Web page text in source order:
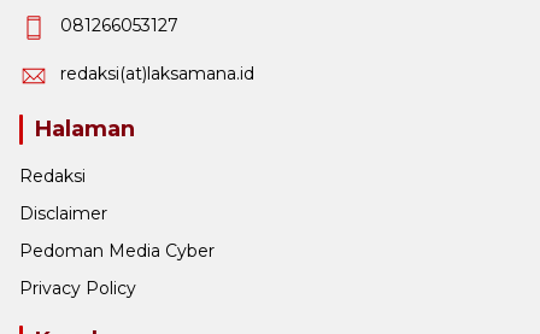
081266053127
redaksi(at)laksamana.id
Halaman
Redaksi
Disclaimer
Pedoman Media Cyber
Privacy Policy